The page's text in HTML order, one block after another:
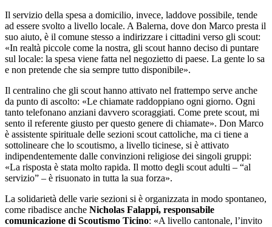
Il servizio della spesa a domicilio, invece, laddove possibile, tende
ad essere svolto a livello locale. A Balerna, dove don Marco presta il
suo aiuto, è il comune stesso a indirizzare i cittadini verso gli scout:
«In realtà piccole come la nostra, gli scout hanno deciso di puntare
sul locale: la spesa viene fatta nel negozietto di paese. La gente lo sa
e non pretende che sia sempre tutto disponibile».
Il centralino che gli scout hanno attivato nel frattempo serve anche
da punto di ascolto: «Le chiamate raddoppiano ogni giorno. Ogni
tanto telefonano anziani davvero scoraggiati. Come prete scout, mi
sento il referente giusto per questo genere di chiamate». Don Marco
è assistente spirituale delle sezioni scout cattoliche, ma ci tiene a
sottolineare che lo scoutismo, a livello ticinese, si è attivato
indipendentemente dalle convinzioni religiose dei singoli gruppi:
«La risposta è stata molto rapida. Il motto degli scout adulti – “al
servizio” – è risuonato in tutta la sua forza».
La solidarietà delle varie sezioni si è organizzata in modo spontaneo,
come ribadisce anche Nicholas Falappi, responsabile
comunicazione di Scoutismo Ticino: «A livello cantonale, l’invito